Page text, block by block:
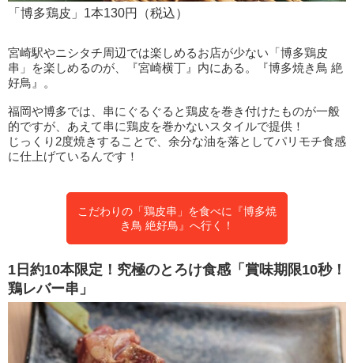
「博多鶏皮」1本130円（税込）
宮崎駅やニシタチ周辺では楽しめるお店が少ない「博多鶏皮
串」を楽しめるのが、『宮崎横丁』内にある。『博多焼き鳥 絶
好鳥』。
福岡や博多では、串にぐるぐると鶏皮を巻き付けたものが一般
的ですが、あえて串に鶏皮を巻かないスタイルで提供！
じっくり2度焼きすることで、余分な油を落としてパリモチ食感
に仕上げているんです！
こだわりの「鶏皮串」を食べに『博多焼
き鳥 絶好鳥』へ行く！
1日約10本限定！究極のとろけ食感「賞味期限10秒！
鶏レバー串」